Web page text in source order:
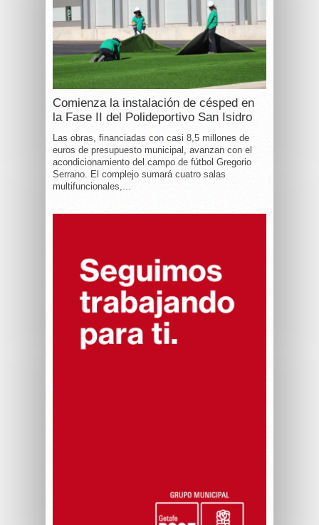
Comienza la instalación de césped en
la Fase II del Polideportivo San Isidro
Las obras, financiadas con casi 8,5 millones de
euros de presupuesto municipal, avanzan con el
acondicionamiento del campo de fútbol Gregorio
Serrano. El complejo sumará cuatro salas
multifuncionales,...